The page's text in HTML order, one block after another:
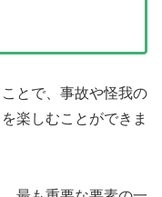
とで、事故や怪我の
楽しむことができま